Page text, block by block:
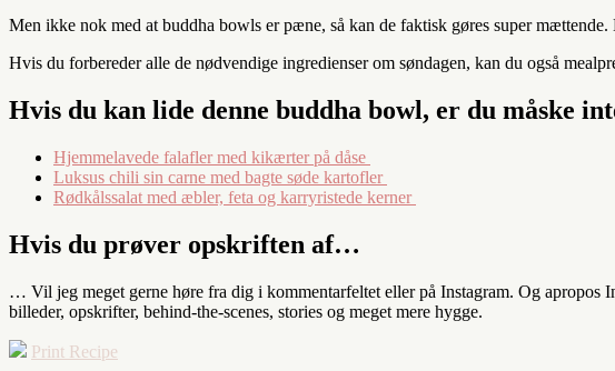
Men ikke nok med at buddha bowls er pæne, så kan de faktisk gøres super
Hvis du forbereder alle de nødvendige ingredienser om søndagen, kan du også
Hvis du kan lide denne buddha bowl, er du måske
Hjemmelavede falafler med kikærter på dåse
Luksus chili sin carne med bagte søde kartofler
Rødkålssalat med æbler, feta og karryristede kerner
Hvis du prøver opskriften af…
… Vil jeg meget gerne høre fra dig i kommentarfeltet eller på Instagram. Og apropos
billeder, opskrifter, behind-the-scenes, stories og meget mere hygge.
Print Recipe